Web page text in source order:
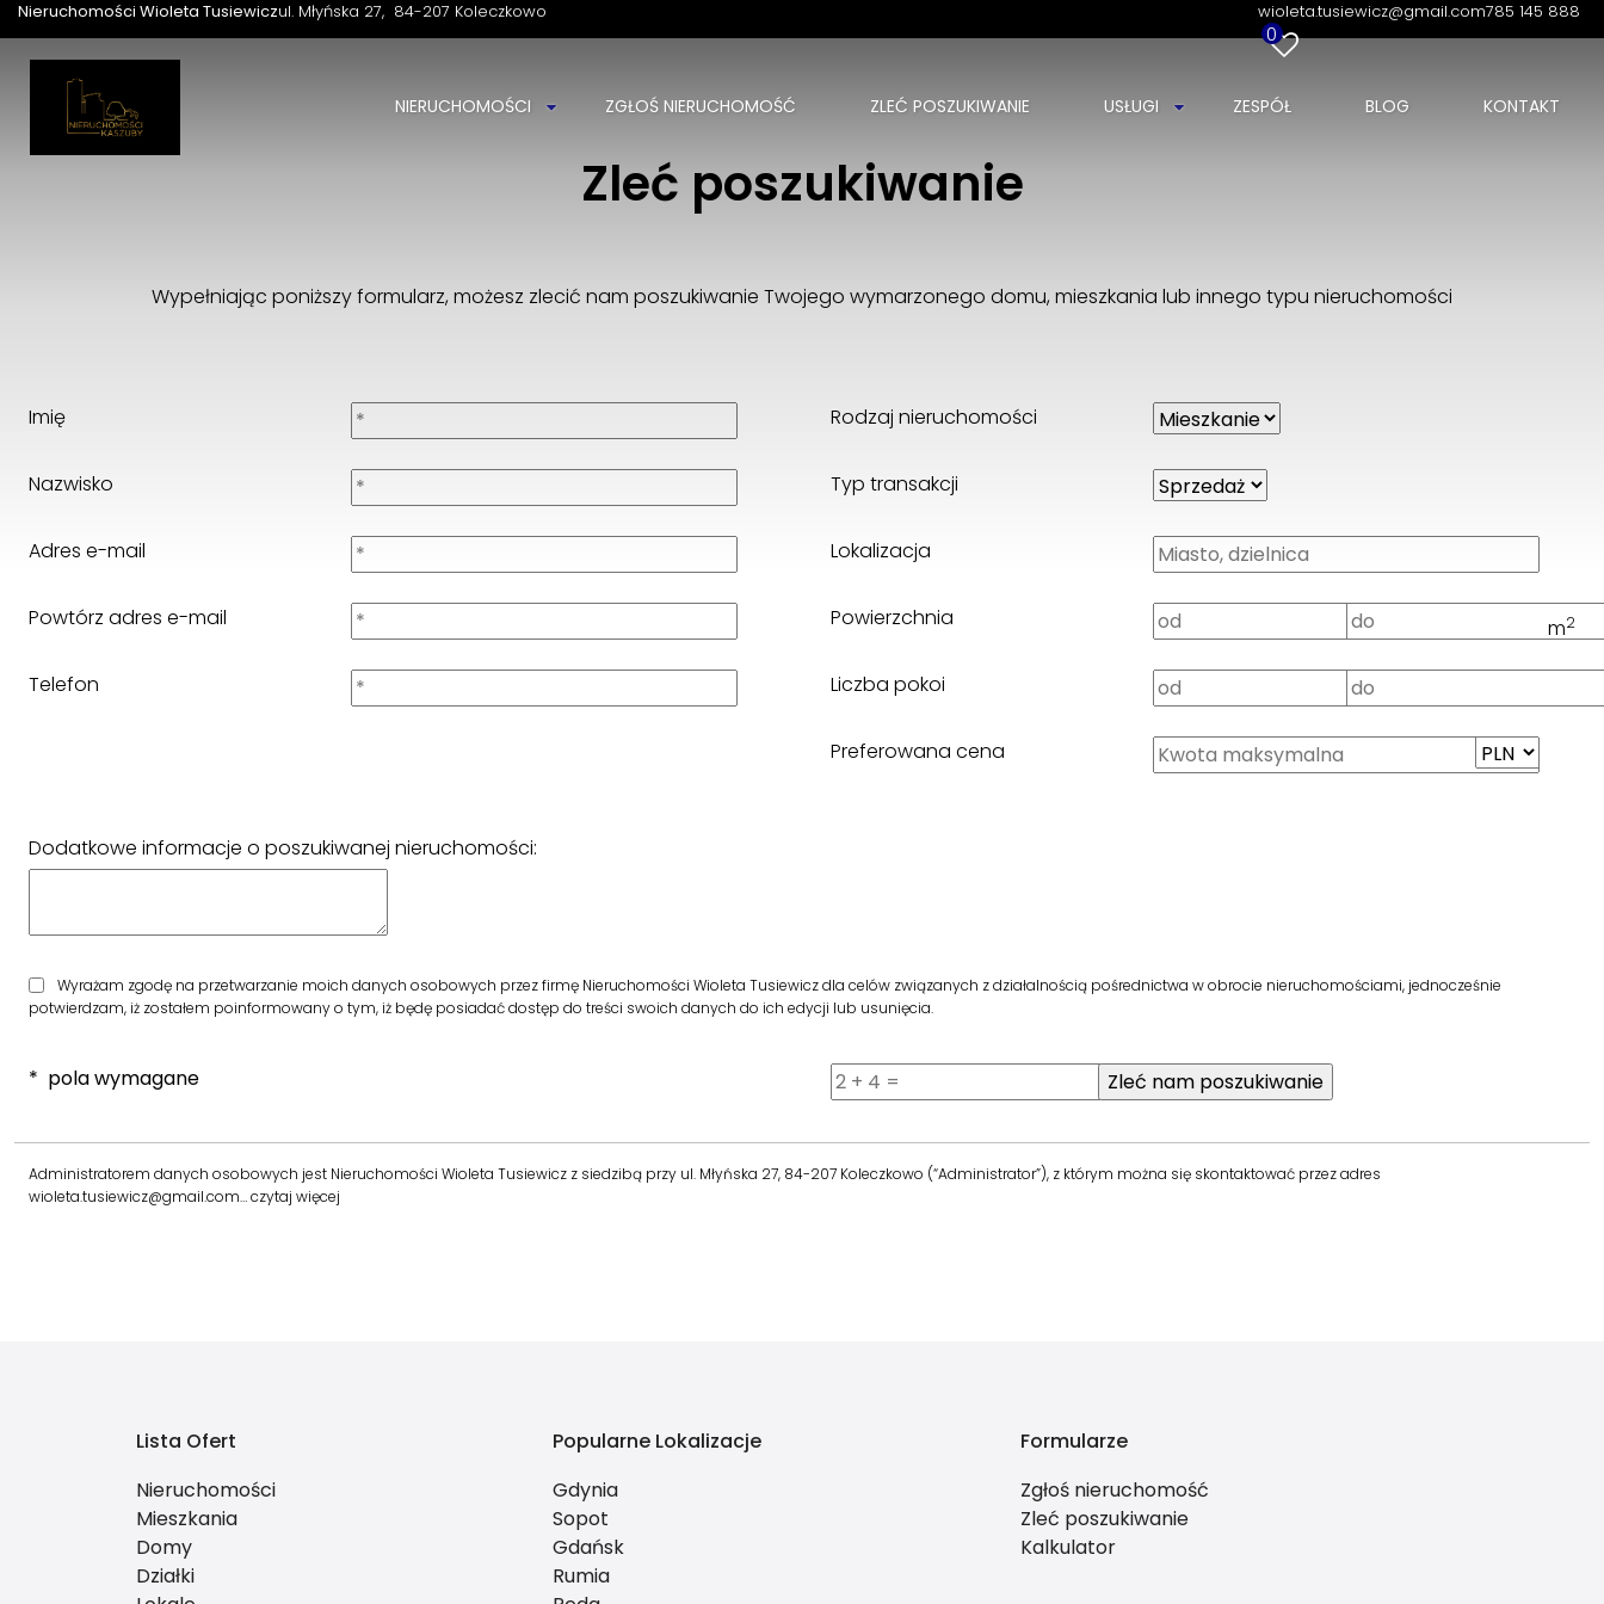
Nieruchomości Wioleta Tusiewiczul. Młyńska 27 84-207 Koleczkowo wioleta.tusiewicz@gmail.com785 145 888
0
NIERUCHOMOŚCI ZGŁOŚ NIERUCHOMOŚĆ ZLEĆ POSZUKIWANIE USŁUGI ZESPÓŁ BLOG KONTAKT
ul. Młyńska 27
84-207 Koleczkowo
Zleć poszukiwanie
Wypełniając poniższy formularz, możesz zlecić nam poszukiwanie Twojego wymarzonego domu, mieszkania lub innego typu nieruchomości
Imię
Nazwisko
Adres e-mail
Powtórz adres e-mail
Telefon
Rodzaj nieruchomości
Typ transakcji
Lokalizacja
Powierzchnia m2
Liczba pokoi
Preferowana cena
Dodatkowe informacje o poszukiwanej nieruchomości:
Wyrażam zgodę na przetwarzanie moich danych osobowych przez firmę Nieruchomości Wioleta Tusiewicz dla celów związanych z działalnością pośrednictwa w obrocie nieruchomościami, jednocześnie
potwierdzam, iż zostałem poinformowany o tym, iż będę posiadać dostęp do treści swoich danych do ich edycji lub usunięcia.
* pola wymagane
Administratorem danych osobowych jest Nieruchomości Wioleta Tusiewicz z siedzibą przy ul. Młyńska 27, 84-207 Koleczkowo (“Administrator”), z którym można się skontaktować przez adres
wioleta.tusiewicz@gmail.com…czytaj więcej
Lista Ofert
Nieruchomości
Mieszkania
Domy
Działki
Popularne Lokalizacje
Gdynia
Sopot
Gdańsk
Rumia
Formularze
Zgłoś nieruchomość
Zleć poszukiwanie
Kalkulator